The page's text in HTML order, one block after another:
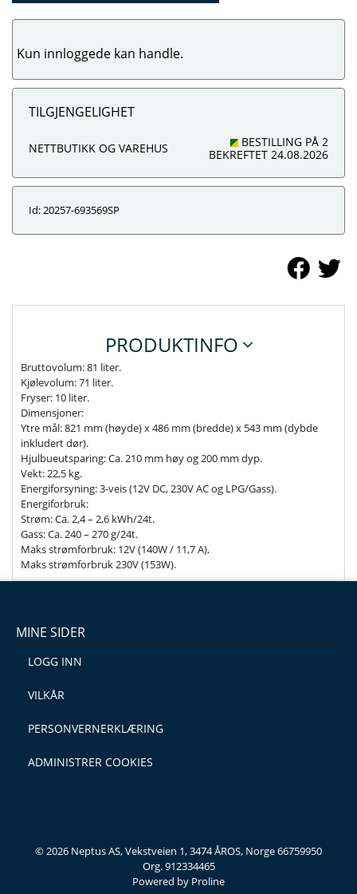
Kun innloggede kan handle.
TILGJENGELIGHET
NETTBUTIKK OG VAREHUS
BESTILLING PÅ 2
BEKREFTET 24.08.2026
Id: 20257-693569SP
PRODUKTINFO
Bruttovolum: 81 liter.
Kjølevolum: 71 liter.
Fryser: 10 liter.
Dimensjoner:
Ytre mål: 821 mm (høyde) x 486 mm (bredde) x 543 mm (dybde
inkludert dør).
Hjulbueutsparing: Ca. 210 mm høy og 200 mm dyp.
Vekt: 22,5 kg.
Energiforsyning: 3-veis (12V DC, 230V AC og LPG/Gass).
Energiforbruk:
Strøm: Ca. 2,4 – 2,6 kWh/24t.
Gass: Ca. 240 – 270 g/24t.
Maks strømforbruk: 12V (140W / 11,7 A),
Maks strømforbruk 230V (153W).
MINE SIDER
LOGG INN
VILKÅR
PERSONVERNERKLÆRING
ADMINISTRER COOKIES
© 2026 Neptus AS, Vekstveien 1, 3474 ÅROS, Norge 66759950
Org. 912334465
Powered by Proline